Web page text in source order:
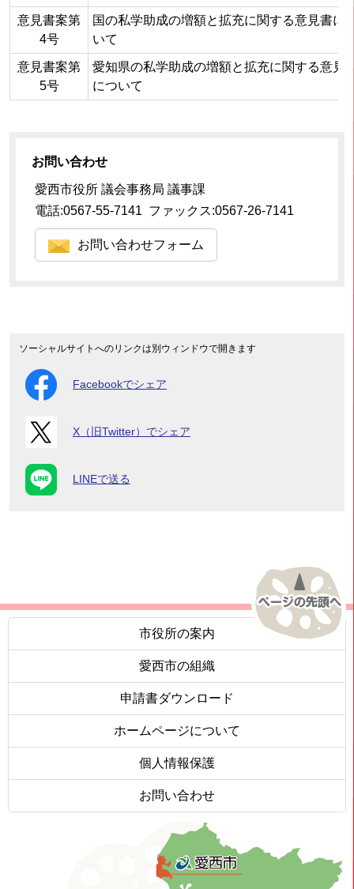
意見書案第
4号
国の私学助成の増額と拡充に関する意見書に
いて
意見書案第
5号
愛知県の私学助成の増額と拡充に関する意見
について
お問い合わせ
愛西市役所 議会事務局 議事課
電話:0567-55-7141 ファックス:0567-26-7141
お問い合わせフォーム
ソーシャルサイトへのリンクは別ウィンドウで開きます
Facebookでシェア
X（旧Twitter）でシェア
LINEで送る
市役所の案内
愛西市の組織
申請書ダウンロード
ホームページについて
個人情報保護
お問い合わせ